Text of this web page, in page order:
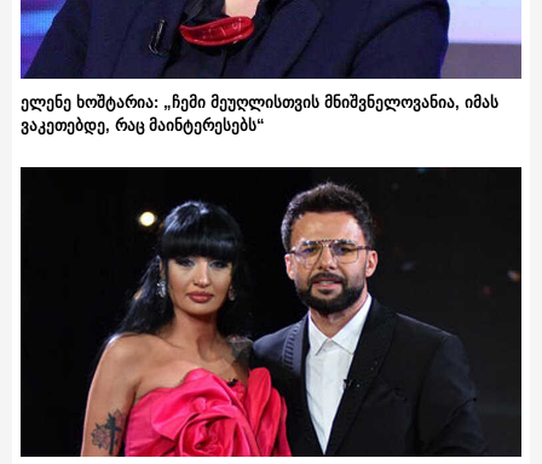
ელენე ხოშტარია: „ჩემი მეუღლისთვის მნიშვნელოვანია, იმას
ვაკეთებდე, რაც მაინტერესებს“